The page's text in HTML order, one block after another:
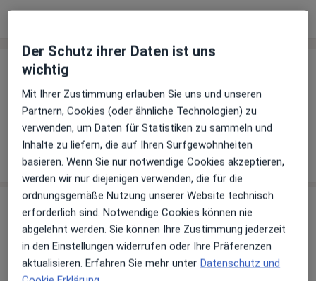
Leistungen
Keine Informationen über Leistungen und Kosten
Auf diesem Profil wurden noch keine Informationen
über Leistungen hinzugefügt.
Sind Sie Dr. med. Christine Döring-Coen? Arzt-Info
Hinterlegen Sie kostenlos ein Portraitbild, Ihre
Der Schutz ihrer Daten ist uns
wichtig
Mit Ihrer Zustimmung erlauben Sie uns und unseren
Partnern, Cookies (oder ähnliche Technologien) zu
verwenden, um Daten für Statistiken zu sammeln und
Inhalte zu liefern, die auf Ihren Surfgewohnheiten
basieren. Wenn Sie nur notwendige Cookies akzeptieren,
werden wir nur diejenigen verwenden, die für die
ordnungsgemäße Nutzung unserer Website technisch
erforderlich sind. Notwendige Cookies können nie
abgelehnt werden. Sie können Ihre Zustimmung jederzeit
in den Einstellungen widerrufen oder Ihre Präferenzen
aktualisieren. Erfahren Sie mehr unter Datenschutz und